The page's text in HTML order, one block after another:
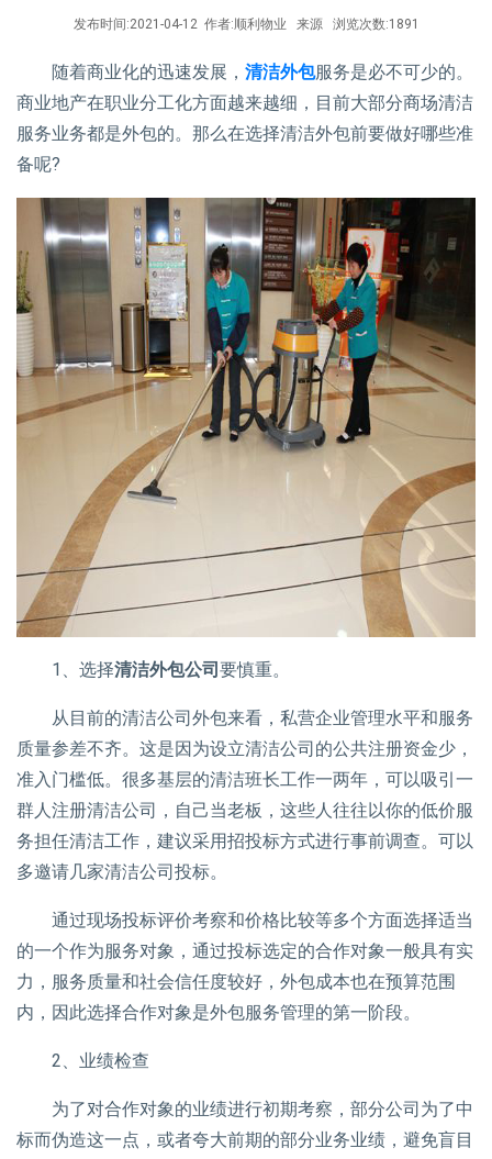
发布时间:2021-04-12 作者:顺利物业 来源 浏览次数:1891
随着商业化的迅速发展， 清洁外包服务是必不可少的。
商业地产在职业分工化方面越来越细，目前大部分商场清洁
服务业务都是外包的。那么在选择清洁外包前要做好哪些准
备呢?
1、选择清洁外包公司 要慎重。
从目前的清洁公司外包来看，私营企业管理水平和服务
质量参差不齐。这是因为设立清洁公司的公共注册资金少，
准入门槛低。很多基层的清洁班长工作一两年，可以吸引一
群人注册清洁公司，自己当老板，这些人往往以你的低价服
务担任清洁工作，建议采用招投标方式进行事前调查。可以
多邀请几家清洁公司投标。
通过现场投标评价考察和价格比较等多个方面选择适当
的一个作为服务对象，通过投标选定的合作对象一般具有实
力，服务质量和社会信任度较好，外包成本也在预算范围
内，因此选择合作对象是外包服务管理的第一阶段。
2、业绩检查
为了对合作对象的业绩进行初期考察，部分公司为了中
标而伪造这一点，或者夸大前期的部分业务业绩，避免盲目